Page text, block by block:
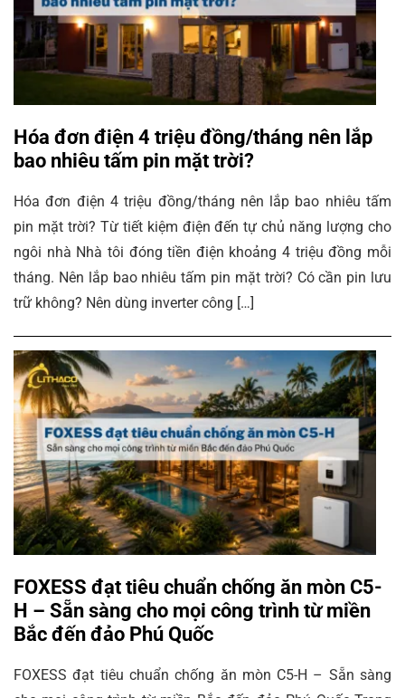
Hóa đơn điện 4 triệu đồng/tháng nên lắp
bao nhiêu tấm pin mặt trời?
Hóa đơn điện 4 triệu đồng/tháng nên lắp bao nhiêu tấm
pin mặt trời? Từ tiết kiệm điện đến tự chủ năng lượng cho
ngôi nhà Nhà tôi đóng tiền điện khoảng 4 triệu đồng mỗi
tháng. Nên lắp bao nhiêu tấm pin mặt trời? Có cần pin lưu
trữ không? Nên dùng inverter công […]
FOXESS đạt tiêu chuẩn chống ăn mòn C5-
H – Sẵn sàng cho mọi công trình từ miền
Bắc đến đảo Phú Quốc
FOXESS đạt tiêu chuẩn chống ăn mòn C5-H – Sẵn sàng